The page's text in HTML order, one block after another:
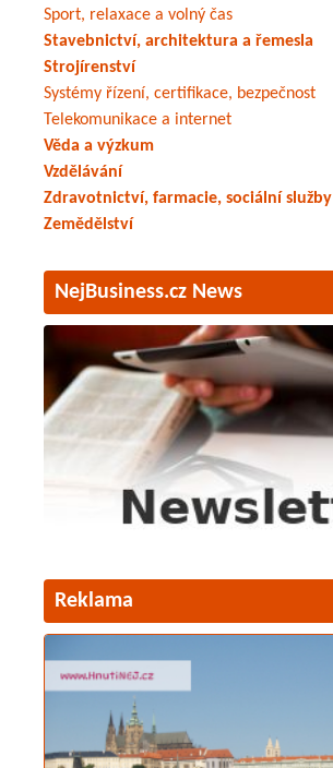
Sport, relaxace a volný čas
Stavebnictví, architektura a řemesla
Strojírenství
Systémy řízení, certifikace, bezpečnost
Telekomunikace a internet
Věda a výzkum
Vzdělávání
Zdravotnictví, farmacie, sociální služby
Zemědělství
NejBusiness.cz News
Reklama